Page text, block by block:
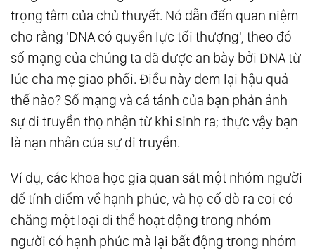
trọng tâm của chủ thuyết. Nó dẫn đến quan niệm
cho rằng 'DNA có quyền lực tối thượng', theo đó
số mạng của chúng ta đã được an bày bởi DNA từ
lúc cha mẹ giao phối. Điều này đem lại hậu quả
thế nào? Số mạng và cá tánh của bạn phản ảnh
sự di truyền thọ nhận từ khi sinh ra; thực vậy bạn
là nạn nhân của sự di truyền.
Ví dụ, các khoa học gia quan sát một nhóm người
để tính điểm về hạnh phúc, và họ cố dò ra coi có
chăng một loại di thể hoạt động trong nhóm
người có hạnh phúc mà lại bất động trong nhóm